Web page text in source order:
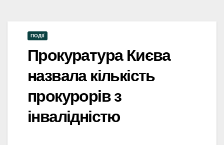
ПОДІЇ
Прокуратура Києва
назвала кількість
прокурорів з
інвалідністю